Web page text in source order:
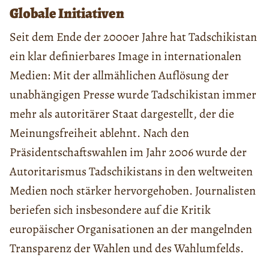
Globale Initiativen
Seit dem Ende der 2000er Jahre hat Tadschikistan
ein klar definierbares Image in internationalen
Medien: Mit der allmählichen Auflösung der
unabhängigen Presse wurde Tadschikistan immer
mehr als autoritärer Staat dargestellt, der die
Meinungsfreiheit ablehnt. Nach den
Präsidentschaftswahlen im Jahr 2006 wurde der
Autoritarismus Tadschikistans in den weltweiten
Medien noch stärker hervorgehoben. Journalisten
beriefen sich insbesondere auf die Kritik
europäischer Organisationen an der mangelnden
Transparenz der Wahlen und des Wahlumfelds.